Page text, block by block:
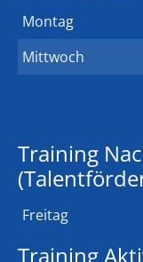
Montag
Mittwoch
Training
Freitag
Training